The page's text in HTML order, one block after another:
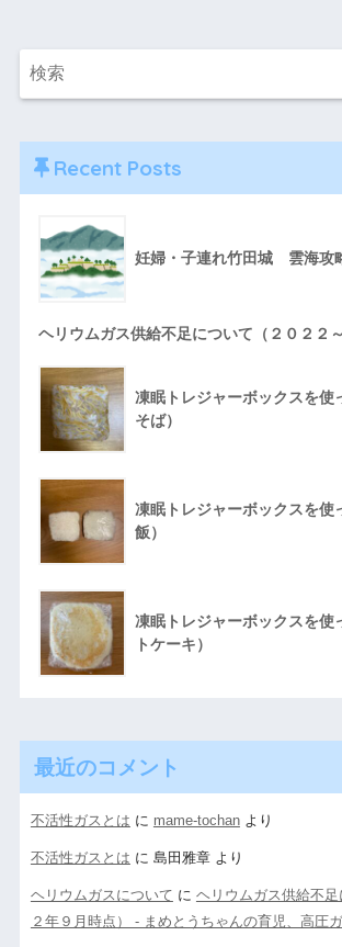
Recent Posts
妊婦・子連れ竹田城 雲海攻
ヘリウムガス供給不足について（２０２２
凍眠トレジャーボックスを使
そば）
凍眠トレジャーボックスを使
飯）
凍眠トレジャーボックスを使
トケーキ）
最近のコメント
不活性ガスとは に mame-tochanより
不活性ガスとは に 島田雅章より
ヘリウムガスについて に ヘリウムガス供給不足
２年９月時点） - まめとうちゃんの育児、高圧